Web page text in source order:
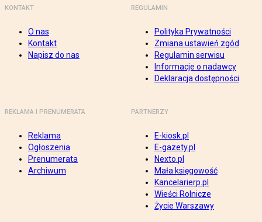
KONTAKT
O nas
Kontakt
Napisz do nas
REGULAMIN
Polityka Prywatności
Zmiana ustawień zgód
Regulamin serwisu
Informacje o nadawcy
Deklaracja dostępności
REKLAMA I PRENUMERATA
Reklama
Ogłoszenia
Prenumerata
Archiwum
PARTNERZY
E-kiosk.pl
E-gazety.pl
Nexto.pl
Mała księgowość
Kancelarierp.pl
Wieści Rolnicze
Życie Warszawy